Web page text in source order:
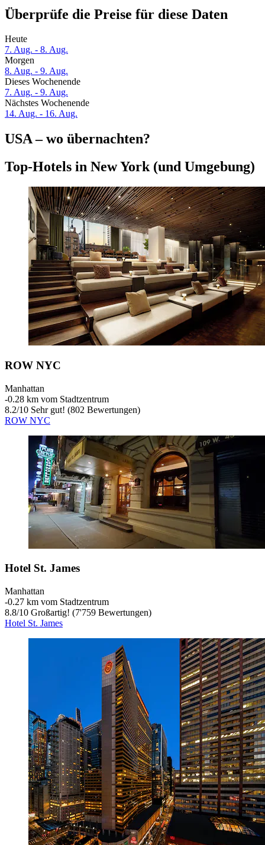
Überprüfe die Preise für diese Daten
Heute
7. Aug. - 8. Aug.
Morgen
8. Aug. - 9. Aug.
Dieses Wochenende
7. Aug. - 9. Aug.
Nächstes Wochenende
14. Aug. - 16. Aug.
USA – wo übernachten?
Top-Hotels in New York (und Umgebung)
ROW NYC
Manhattan
‐0.28 km vom Stadtzentrum
8.2/10 Sehr gut! (802 Bewertungen)
ROW NYC
Hotel St. James
Manhattan
‐0.27 km vom Stadtzentrum
8.8/10 Großartig! (7'759 Bewertungen)
Hotel St. James